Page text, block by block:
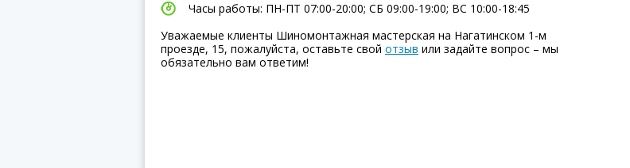
Часы работы: ПН-ПТ 07:00-20:00; СБ 09:00-19:00; ВC 10:00-18:45
Уважаемые клиенты Шиномонтажная мастерская на Нагатинском 1-м
проезде, 15, пожалуйста, оставьте свой отзыв или задайте вопрос – мы
обязательно вам ответим!